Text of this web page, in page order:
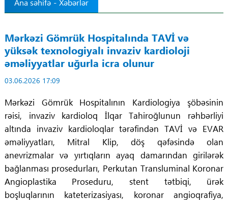
Ana səhifə - Xəbərlər
Mərkəzi Gömrük Hospitalında TAVİ və
yüksək texnologiyalı invaziv kardioloji
əməliyyatlar uğurla icra olunur
03.06.2026 17:09
Mərkəzi Gömrük Hospitalının Kardiologiya şöbəsinin
rəisi, invaziv kardioloq İlqar Tahiroğlunun rəhbərliyi
altında invaziv kardioloqlar tərəfindən TAVİ və EVAR
əməliyyatları, Mitral Klip, döş qəfəsində olan
anevrizmalar və yırtıqların ayaq damarından girilərək
bağlanması prosedurları, Perkutan Transluminal Koronar
Angioplastika Proseduru, stent tətbiqi, ürək
boşluqlarının kateterizasiyası, koronar angioqrafiya,
Regionlar
Elanlar
Tibbi maarifləndirmə
Mühüm hadisələr
COVID-19